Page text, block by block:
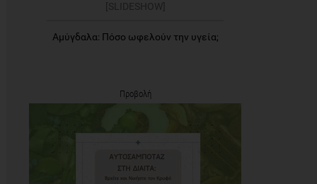
[SLIDESHOW]
Αμύγδαλα: Πόσο ωφελούν την υγεία;
Προβολή